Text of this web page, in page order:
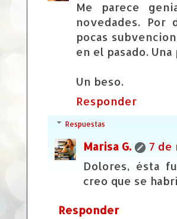
Me parece
novedades. Por
pocas
en el pasado. Una
Un beso.
Responder
Respuestas
Marisa G.
7 de
Dolores, ésta
creo que se
Responder